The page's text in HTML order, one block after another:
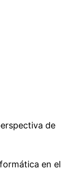
de
en el